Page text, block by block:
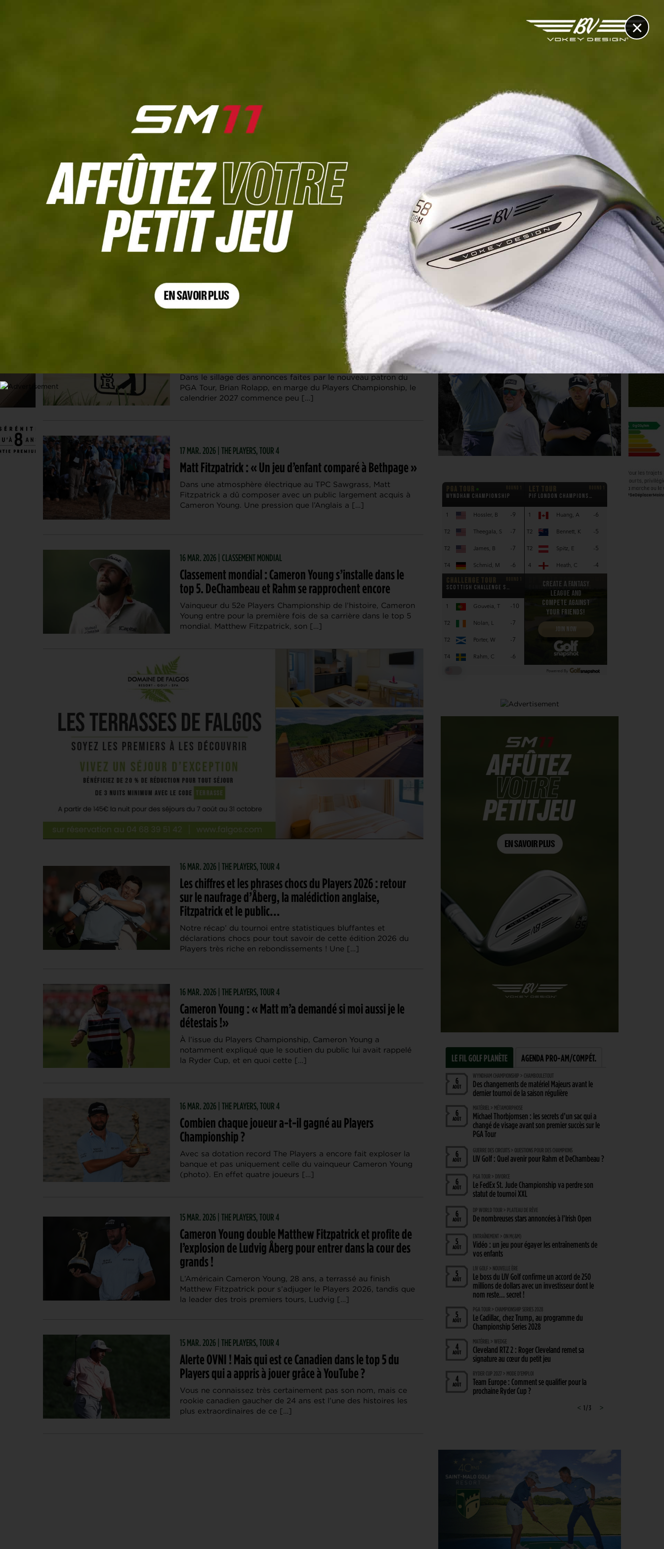
×
Le calendrier 2027 du PGA Tour prend forme, et ça bouge
Dans le sillage des annonces faites par le nouveau patron du
PGA Tour, Brian Rolapp, en marge du Players Championship, le
calendrier 2027 commence peu […]
17 MAR. 2026 | THE PLAYERS, TOUR 4
Matt Fitzpatrick : « Un jeu d’enfant comparé à Bethpage »
Dans une atmosphère électrique au TPC Sawgrass, Matt
Fitzpatrick a dû composer avec un public largement acquis à
Cameron Young. Une pression que l’Anglais a […]
16 MAR. 2026 | CLASSEMENT MONDIAL
Classement mondial : Cameron Young s’installe dans le
top 5. DeChambeau et Rahm se rapprochent encore
Vainqueur du 52e Players Championship de l’histoire, Cameron
Young entre pour la première fois de sa carrière dans le top 5
mondial. Matthew Fitzpatrick, son […]
16 MAR. 2026 | THE PLAYERS, TOUR 4
Les chiffres et les phrases chocs du Players 2026 : retour
sur le naufrage d’Åberg, la malédiction anglaise,
Fitzpatrick et le public…
Notre récap’ du tournoi entre statistiques bluffantes et
déclarations chocs pour tout savoir de cette édition 2026 du
Players très riche en rebondissements ! Une […]
16 MAR. 2026 | THE PLAYERS, TOUR 4
Cameron Young : « Matt m’a demandé si moi aussi je le
détestais !»
À l’issue du Players Championship, Cameron Young a
notamment expliqué que le soutien du public lui avait rappelé
la Ryder Cup, et en quoi cette […]
16 MAR. 2026 | THE PLAYERS, TOUR 4
Combien chaque joueur a-t-il gagné au Players
Championship ?
Avec sa dotation record The Players a encore fait exploser la
banque et pas uniquement celle du vainqueur Cameron Young
(photo). En effet quatre joueurs […]
15 MAR. 2026 | THE PLAYERS, TOUR 4
Cameron Young double Matthew Fitzpatrick et profite de
l’explosion de Ludvig Åberg pour entrer dans la cour des
grands !
L’Américain Cameron Young, 28 ans, a terrassé au finish
Matthew Fitzpatrick pour s’adjuger le Players 2026, tandis que
la leader des trois premiers tours, Ludvig […]
15 MAR. 2026 | THE PLAYERS, TOUR 4
Alerte OVNI ! Mais qui est ce Canadien dans le top 5 du
Players qui a appris à jouer grâce à YouTube ?
Vous ne connaissez très certainement pas son nom, mais ce
rookie canadien gaucher de 24 ans est l’une des histoires les
plus extraordinaires de ce […]
LE FIL GOLF PLANÈTE AGENDA PRO-AM/COMPÉT.
6
AOÛT
WYNDHAM CHAMPIONSHIP > CHAMBOULETOUT
Des changements de matériel Majeurs avant le
dernier tournoi de la saison régulière
6
AOÛT
MATÉRIEL > MÉTAMORPHOSE
Michael Thorbjornsen : les secrets d’un sac qui a
changé de visage avant son premier succès sur le
PGA Tour
6
AOÛT
GUERRE DES CIRCUITS > QUESTIONS POUR DES CHAMPIONS
LIV Golf : Quel avenir pour Rahm et DeChambeau ?
6
AOÛT
PGA TOUR > DIVORCE
Le FedEx St. Jude Championship va perdre son
statut de tournoi XXL
6
AOÛT
DP WORLD TOUR > PLATEAU DE RÊVE
De nombreuses stars annoncées à l’Irish Open
5
AOÛT
ENTRAÎNEMENT > ON M(&M)
Vidéo : un jeu pour égayer les entraînements de
vos enfants
5
AOÛT
LIV GOLF > NOUVELLE ÈRE
Le boss du LIV Golf confirme un accord de 250
millions de dollars avec un investisseur dont le
nom reste… secret !
5
AOÛT
PGA TOUR > CHAMPIONSHIP SERIES 2028
Le Cadillac, chez Trump, au programme du
Championship Series 2028
4
AOÛT
MATÉRIEL > WEDGE
Cleveland RTZ 2 : Roger Cleveland remet sa
signature au cœur du petit jeu
4
AOÛT
RYDER CUP 2027 > MODE D'EMPLOI
Team Europe : Comment se qualifier pour la
prochaine Ryder Cup ?
L’Évian Resort Golf Club Academy célèbre 20 ans
AOÛT
AOÛT
Etiquette : ne cherchez pas d’excuse, tout le monde
s’en fiche !
AOÛT
SOLHEIM CUP 2026 > CHOIX
Solheim Cup 2026 : ces cinq joueuses qui restent à
quai malgré leur candidature
SOLHEIM CUP 2026 > QUALIFIÉES !
Angel Yin et Jennifer Kupcho rejoignent Nelly
Korda dans la liste des qualifiées pour la Solheim
< >
1 / 3